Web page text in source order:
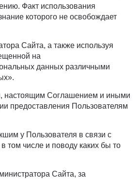
Факт использования
которого не освобождает
Сайта, а также используя
на
данных различными
настоящим Соглашением и иными
предоставления Пользователям
у Пользователя в связи с
числе и поводу каких бы то
Сайта, за